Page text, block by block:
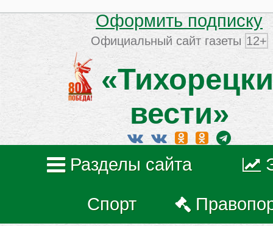
Оформить подписку
Официальный сайт газеты 12+
вести»
Разделы сайта
Спорт